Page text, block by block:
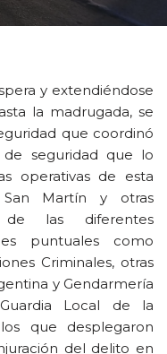
y extendiéndose
la madrugada, se
que coordinó
seguridad que lo
operativas de esta
San Martín y otras
de las diferentes
puntuales como
Criminales, otras
y Gendarmería
Local de la
que desplegaron
del delito en